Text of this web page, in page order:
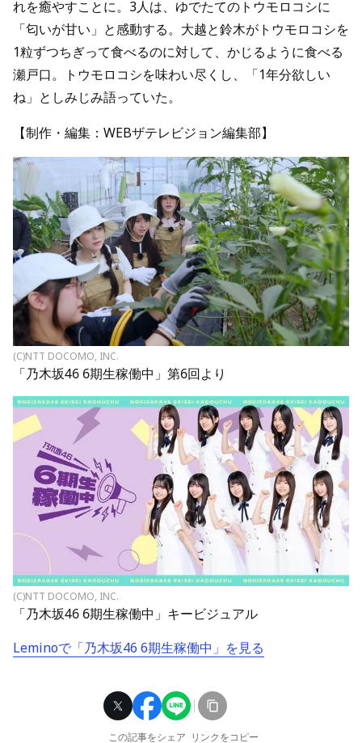
れを癒やすことに。3人は、ゆでたてのトウモロコシに
「匂いが甘い」と感動する。大越と鈴木がトウモロコシを
1粒ずつちぎって食べるのに対して、かじるように食べる
瀬戸口。トウモロコシを味わい尽くし、「1年分欲しい
ね」としみじみ語っていた。
【制作・編集：WEBザテレビジョン編集部】
(C)NTT DOCOMO, INC.
「乃木坂46 6期生稼働中」第6回より
(C)NTT DOCOMO, INC.
「乃木坂46 6期生稼働中」キービジュアル
Leminoで「乃木坂46 6期生稼働中」を見る
この記事をシェア リンクをコピー